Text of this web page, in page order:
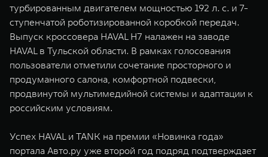
турбированным двигателем мощностью 192 л. с. и 7-
ступенчатой роботизированной коробкой передач.
Выпуск кроссовера HAVAL H7 налажен на заводе
HAVAL в Тульской области. В рамках голосования
пользователи отметили сочетание просторного и
продуманного салона, комфортной подвески,
продвинутой мультимедийной системы и адаптации к
российским условиям.
Успех HAVAL и TANK на премии «Новинка года»
портала Авто.ру уже второй год подряд подтверждает